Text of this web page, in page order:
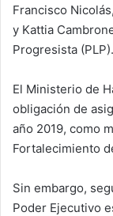
Francisco
y Kattia
Progresista (PLP).
El Ministerio de
obligación de
año 2019, como
Fortalecimiento
Sin embargo,
Poder Ejecutivo